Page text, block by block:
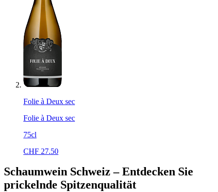
Folie à Deux sec
Folie à Deux sec
75cl
CHF 27.50
Schaumwein Schweiz – Entdecken Sie
prickelnde Spitzenqualität